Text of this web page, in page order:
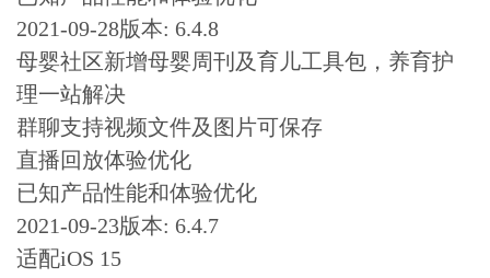
2021-09-28版本: 6.4.8
母婴社区新增母婴周刊及育儿工具包，养育护
理一站解决
群聊支持视频文件及图片可保存
直播回放体验优化
已知产品性能和体验优化
2021-09-23版本: 6.4.7
适配iOS 15